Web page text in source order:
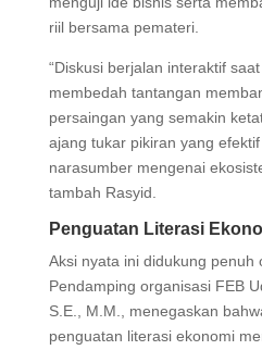
riil bersama pemateri.
“Diskusi berjalan interaktif
membedah tantangan
persaingan yang semakin
ajang tukar pikiran yang
narasumber mengenai
tambah Rasyid.
Penguatan Literasi
Aksi nyata ini didukung penuh
Pendamping organisasi FEB
S.E., M.M., menegaskan
penguatan literasi ekonomi